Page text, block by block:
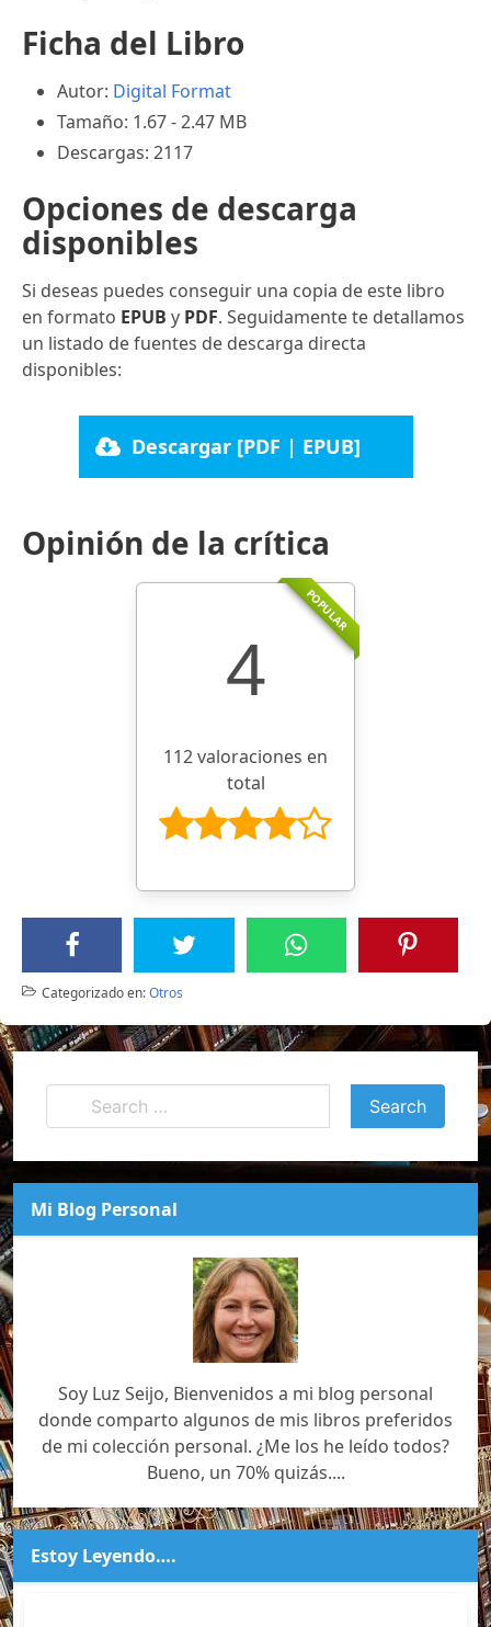
Ficha del Libro
Autor: Digital Format
Tamaño: 1.67 - 2.47 MB
Descargas: 2117
Opciones de descarga
disponibles
Si deseas puedes conseguir una copia de este libro
en formato EPUB y PDF. Seguidamente te detallamos
un listado de fuentes de descarga directa
disponibles:
Descargar [PDF | EPUB]
Opinión de la crítica
POPULAR
4
112 valoraciones en
total
Categorizado en:Otros
Mi Blog Personal
Soy Luz Seijo, Bienvenidos a mi blog personal
donde comparto algunos de mis libros preferidos
de mi colección personal. ¿Me los he leído todos?
Bueno, un 70% quizás....
Estoy Leyendo….